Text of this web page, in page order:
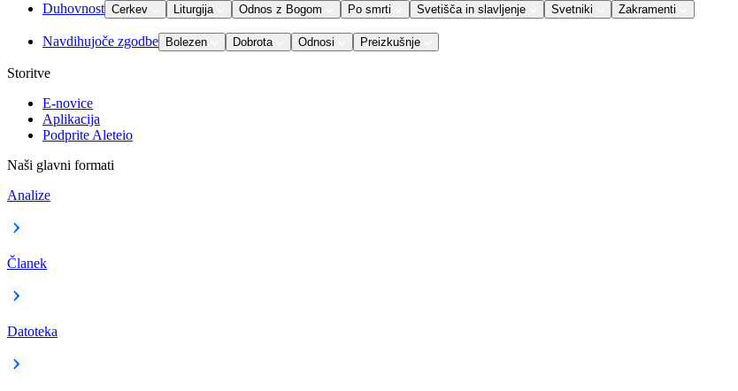
Duhovnost Cerkev Liturgija Odnos z Bogom Po smrti Svetišča in slavljenje Svetniki Zakramenti
Navdihujoče zgodbe Bolezen Dobrota Odnosi Preizkušnje
Storitve
E-novice
Aplikacija
Podprite Aleteio
Naši glavni formati
Analize
Članek
Datoteka